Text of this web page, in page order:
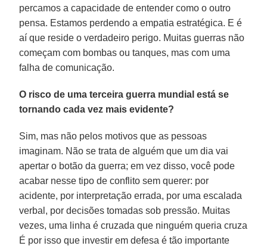
percamos a capacidade de entender como o outro
pensa. Estamos perdendo a empatia estratégica. E é
aí que reside o verdadeiro perigo. Muitas guerras não
começam com bombas ou tanques, mas com uma
falha de comunicação.
O risco de uma terceira guerra mundial está se
tornando cada vez mais evidente?
Sim, mas não pelos motivos que as pessoas
imaginam. Não se trata de alguém que um dia vai
apertar o botão da guerra; em vez disso, você pode
acabar nesse tipo de conflito sem querer: por
acidente, por interpretação errada, por uma escalada
verbal, por decisões tomadas sob pressão. Muitas
vezes, uma linha é cruzada que ninguém queria cruza
É por isso que investir em defesa é tão importante